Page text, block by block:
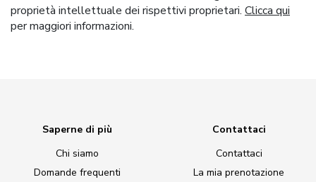
proprietà intellettuale dei rispettivi proprietari. Clicca qui
per maggiori informazioni.
Saperne di più
Chi siamo
Domande frequenti
Contattaci
Contattaci
La mia prenotazione